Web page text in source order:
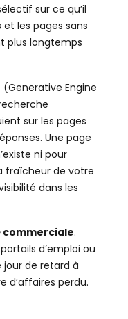
sur ce qu’il
les pages sans
plus longtemps
(Generative Engine
sur les pages
Une page
ni pour
fraîcheur de votre
dans les
.
d’emploi ou
jour de retard à
d’affaires perdu.